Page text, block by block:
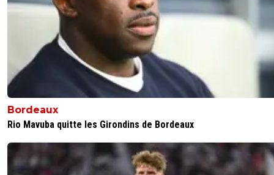
Bordeaux
Rio Mavuba quitte les Girondins de Bordeaux